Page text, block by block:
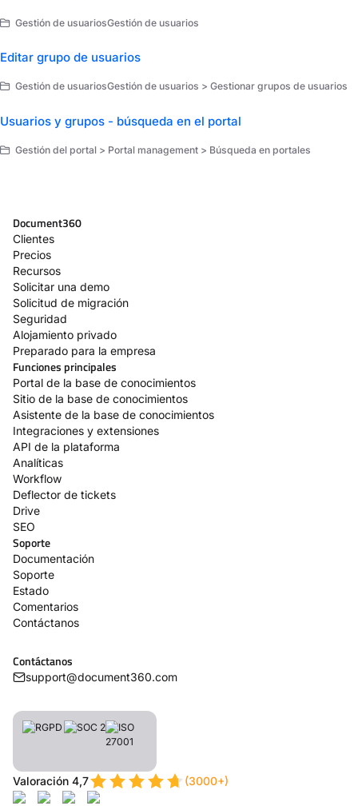
Gestión de usuariosGestión de usuarios
Editar grupo de usuarios
Gestión de usuariosGestión de usuarios > Gestionar grupos de usuarios
Usuarios y grupos - búsqueda en el portal
Gestión del portal > Portal management > Búsqueda en portales
Document360
Clientes
Precios
Recursos
Solicitar una demo
Solicitud de migración
Seguridad
Alojamiento privado
Preparado para la empresa
Funciones principales
Portal de la base de conocimientos
Sitio de la base de conocimientos
Asistente de la base de conocimientos
Integraciones y extensiones
API de la plataforma
Analíticas
Workflow
Deflector de tickets
Drive
SEO
Soporte
Documentación
Soporte
Estado
Comentarios
Contáctanos
Contáctanos
support@document360.com
Valoración 4,7 (3000+)